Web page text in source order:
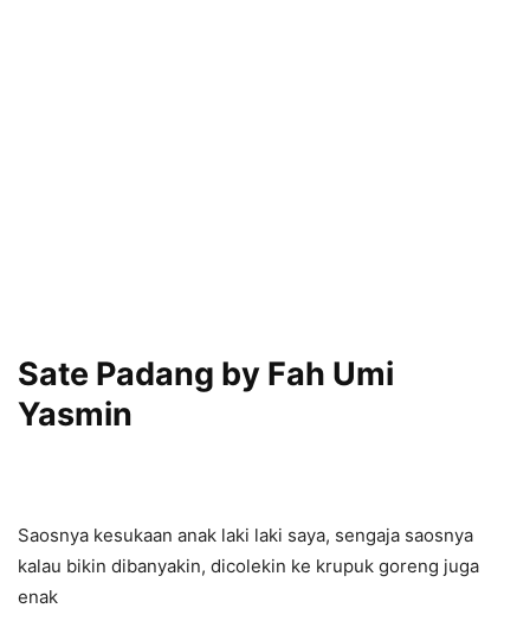
Sate Padang by Fah Umi
Yasmin
Saosnya kesukaan anak laki laki saya, sengaja saosnya
kalau bikin dibanyakin, dicolekin ke krupuk goreng juga
enak